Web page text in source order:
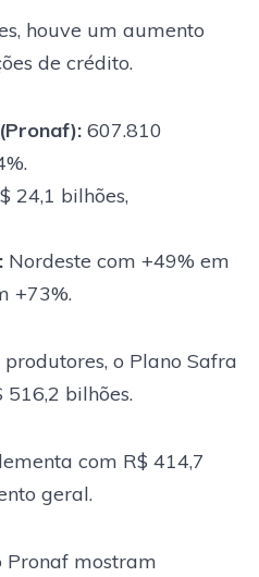
houve um aumento
de crédito.
607.810
24,1 bilhões,
Nordeste com +49% em
+73%.
o Plano Safra
bilhões.
com R$ 414,7
geral.
Pronaf mostram